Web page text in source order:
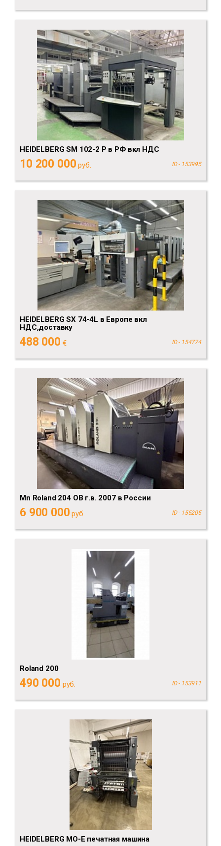
HEIDELBERG SM 102-2 P в РФ вкл НДС
10 200 000 руб. ID - 153995
HEIDELBERG SX 74-4L в Европе вкл
НДС,доставку
488 000 € ID - 154774
Mn Roland 204 ОВ г.в. 2007 в России
6 900 000 руб. ID - 155205
Roland 200
490 000 руб. ID - 153911
HEIDELBERG MO-E печатная машина